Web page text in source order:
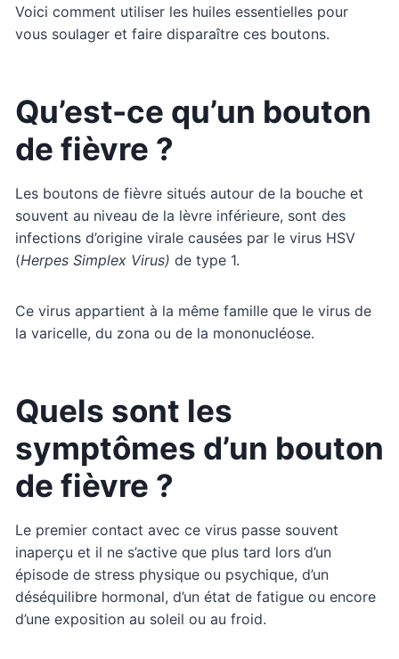
Voici comment utiliser les huiles essentielles pour
vous soulager et faire disparaître ces boutons.
Qu’est-ce qu’un bouton
de fièvre ?
Les boutons de fièvre situés autour de la bouche et
souvent au niveau de la lèvre inférieure, sont des
infections d’origine virale causées par le virus HSV
(Herpes Simplex Virus) de type 1.
Ce virus appartient à la même famille que le virus de
la varicelle, du zona ou de la mononucléose.
Quels sont les
symptômes d’un bouton
de fièvre ?
Le premier contact avec ce virus passe souvent
inaperçu et il ne s’active que plus tard lors d’un
épisode de stress physique ou psychique, d’un
déséquilibre hormonal, d’un état de fatigue ou encore
d’une exposition au soleil ou au froid.